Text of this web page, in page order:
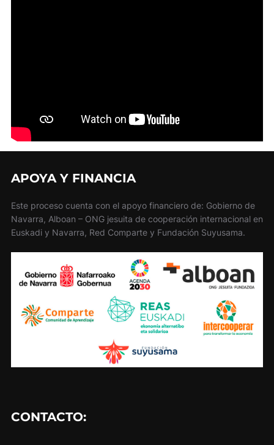
APOYA Y FINANCIA
Este proceso cuenta con el apoyo financiero de: Gobierno de
Navarra, Alboan – ONG jesuita de cooperación internacional en
Euskadi y Navarra, Red Comparte y Fundación Suyusama.
CONTACTO: